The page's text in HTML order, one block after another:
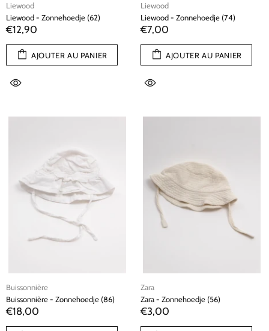
Liewood
Liewood - Zonnehoedje (62)
€12,90
AJOUTER AU PANIER
Liewood
Liewood - Zonnehoedje (74)
€7,00
AJOUTER AU PANIER
Buissonnière
Buissonnière - Zonnehoedje (86)
€18,00
Zara
Zara - Zonnehoedje (56)
€3,00